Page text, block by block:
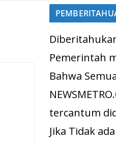
Pemerintah
Bahwa
tercantum
Jika Tidak